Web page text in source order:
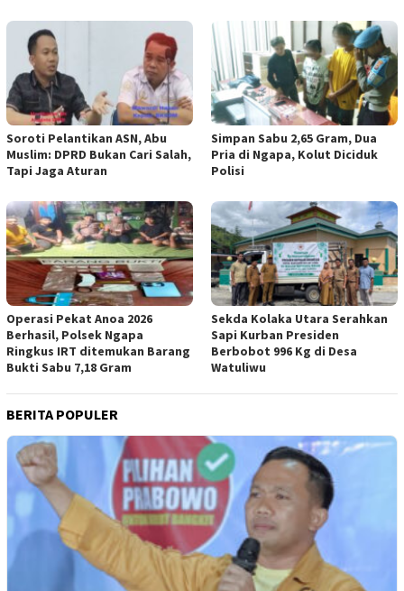
Soroti Pelantikan ASN, Abu
Muslim: DPRD Bukan Cari Salah,
Tapi Jaga Aturan
Simpan Sabu 2,65 Gram, Dua
Pria di Ngapa, Kolut Diciduk
Polisi
Operasi Pekat Anoa 2026
Berhasil, Polsek Ngapa
Ringkus IRT ditemukan Barang
Bukti Sabu 7,18 Gram
Sekda Kolaka Utara Serahkan
Sapi Kurban Presiden
Berbobot 996 Kg di Desa
Watuliwu
BERITA POPULER